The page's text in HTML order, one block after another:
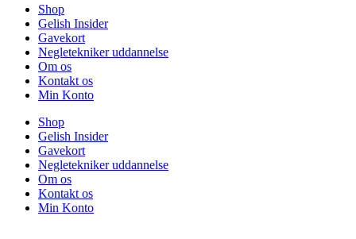
Shop
Gelish Insider
Gavekort
Negletekniker uddannelse
Om os
Kontakt os
Min Konto
Shop
Gelish Insider
Gavekort
Negletekniker uddannelse
Om os
Kontakt os
Min Konto